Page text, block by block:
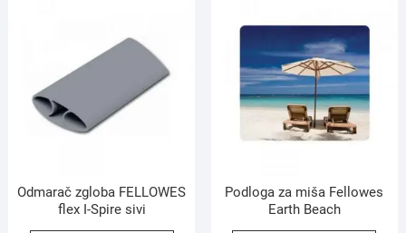
Odmarač zgloba FELLOWES
flex I-Spire sivi
Podloga za miša Fellowes
Earth Beach